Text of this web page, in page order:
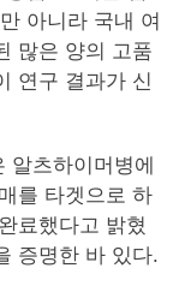
아니라 국내 여
많은 양의 고품
연구 결과가 신
알츠하이머병에
를 타겟으로 하
료했다고 밝혔
증명한 바 있다.